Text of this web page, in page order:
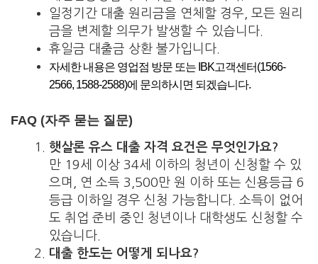
일정기간 대출 원리금을 연체할 경우, 모든 원리
금을 변제할 의무가 발생할 수 있습니다.
휴일금 대출금 상환 불가입니다.
자세한 내용은 영업점 방문 또는 IBK고객센터(1566-
2566, 1588-2588)에 문의하시면 되겠습니다.
FAQ (자주 묻는 질문)
햇살론 유스 대출 자격 요건은 무엇인가요?
만 19세 이상 34세 이하의 청년이 신청할 수 있
으며, 연 소득 3,500만 원 이하 또는 신용등급 6
등급 이하일 경우 신청 가능합니다. 소득이 없어
도 취업 준비 중인 청년이나 대학생도 신청할 수
있습니다.
대출 한도는 어떻게 되나요?